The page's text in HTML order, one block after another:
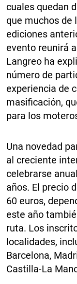
cuales quedan
que muchos de
ediciones
evento reunirá
Langreo ha
número de
experiencia de
masificación,
para los
Una novedad
al creciente
celebrarse
años. El precio
60 euros,
este año
ruta. Los
localidades,
Barcelona,
Castilla-La